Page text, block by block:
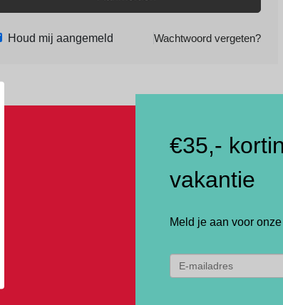
Houd mij aangemeld Wachtwoord vergeten?
€35,-
vakantie
Meld je aan voor